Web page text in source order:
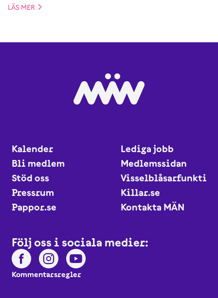
LÄS MER
Kalender
Lediga jobb
Bli medlem
Medlemssidan
Stöd oss
Visselblåsarfunktion
Pressrum
Killar.se
Pappor.se
Kontakta MÄN
Följ oss i sociala medier:
Kommentarsregler